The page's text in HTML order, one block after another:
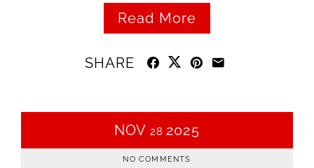
Read More
SHARE
NOV 28 2025
NO COMMENTS